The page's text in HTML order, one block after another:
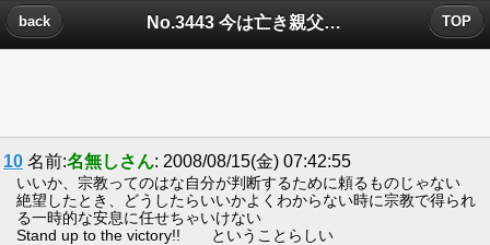
No.3443 今は亡き親父に叩き込まれたことについたコメント
back TOP
10 名前:名無しさん: 2008/08/15(金) 07:42:55
いいか、宗教ってのはな自分が判断するために頼るものじゃない
絶望したとき、どうしたらいいかよくわからない時に宗教で得られ
る一時的な安息に任せちゃいけない
Stand up to the victory!! ということらしい